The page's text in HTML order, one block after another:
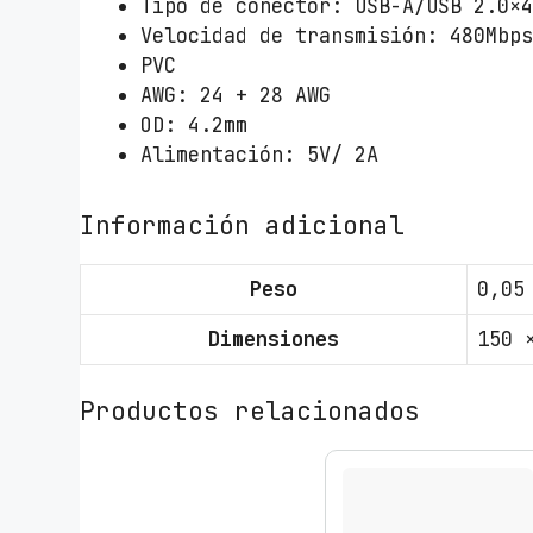
Tipo de conector: USB-A/USB 2.0×4
Velocidad de transmisión: 480Mbps
PVC
AWG: 24 + 28 AWG
OD: 4.2mm
Alimentación: 5V/ 2A
Información adicional
Peso
0,05
Dimensiones
150
Productos relacionados